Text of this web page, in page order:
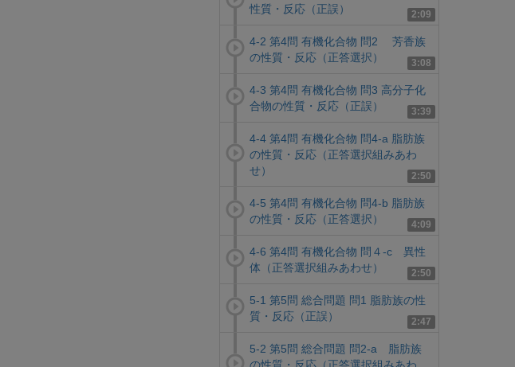
2:09
性質・反応（正誤）
3:08
4-2 第4問 有機化合物 問2 芳香族
の性質・反応（正答選択）
3:39
4-3 第4問 有機化合物 問3 高分子化
合物の性質・反応（正誤）
2:50
4-4 第4問 有機化合物 問4-a 脂肪族
の性質・反応（正答選択組みあわ
せ）
4:09
4-5 第4問 有機化合物 問4-b 脂肪族
の性質・反応（正答選択）
2:50
4-6 第4問 有機化合物 問４-c 異性
体（正答選択組みあわせ）
2:47
5-1 第5問 総合問題 問1 脂肪族の性
質・反応（正誤）
5-2 第5問 総合問題 問2-a 脂肪族